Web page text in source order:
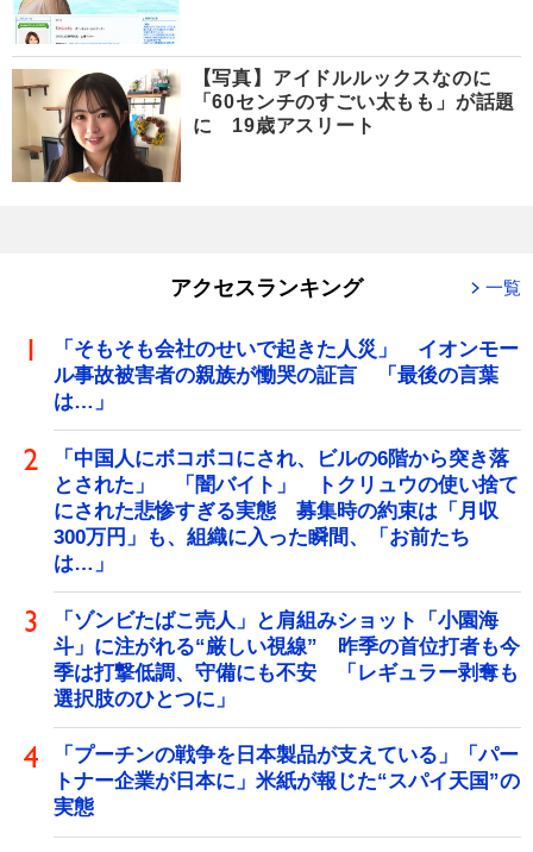
【写真】アイドルルックスなのに
「60センチのすごい太もも」が話題
に 19歳アスリート
アクセスランキング 一覧
「そもそも会社のせいで起きた人災」 イオンモー
ル事故被害者の親族が慟哭の証言 「最後の言葉
は…」
「中国人にボコボコにされ、ビルの6階から突き落
とされた」 「闇バイト」 トクリュウの使い捨て
にされた悲惨すぎる実態 募集時の約束は「月収
300万円」も、組織に入った瞬間、「お前たち
は…」
「ゾンビたばこ売人」と肩組みショット「小園海
斗」に注がれる“厳しい視線” 昨季の首位打者も今
季は打撃低調、守備にも不安 「レギュラー剥奪も
選択肢のひとつに」
「プーチンの戦争を日本製品が支えている」「パー
トナー企業が日本に」米紙が報じた“スパイ天国”の
実態